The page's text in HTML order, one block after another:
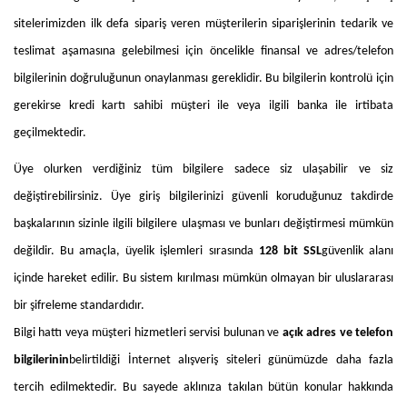
sitelerimizden ilk defa sipariş veren müşterilerin siparişlerinin tedarik ve
teslimat aşamasına gelebilmesi için öncelikle finansal ve adres/telefon
bilgilerinin doğruluğunun onaylanması gereklidir. Bu bilgilerin kontrolü için
gerekirse kredi kartı sahibi müşteri ile veya ilgili banka ile irtibata
geçilmektedir.
Üye olurken verdiğiniz tüm bilgilere sadece siz ulaşabilir ve siz
değiştirebilirsiniz. Üye giriş bilgilerinizi güvenli koruduğunuz takdirde
başkalarının sizinle ilgili bilgilere ulaşması ve bunları değiştirmesi mümkün
değildir. Bu amaçla, üyelik işlemleri sırasında 128 bit SSLgüvenlik alanı
içinde hareket edilir. Bu sistem kırılması mümkün olmayan bir uluslararası
bir şifreleme standardıdır.
Bilgi hattı veya müşteri hizmetleri servisi bulunan ve açık adres ve telefon
bilgilerininbelirtildiği İnternet alışveriş siteleri günümüzde daha fazla
tercih edilmektedir. Bu sayede aklınıza takılan bütün konular hakkında